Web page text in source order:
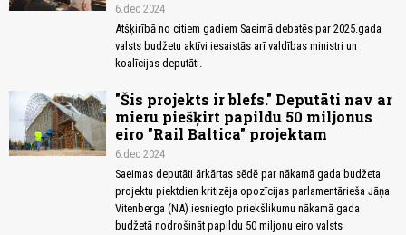
6.dec 2024
Atšķirībā no citiem gadiem Saeimā debatēs par 2025.gada
valsts budžetu aktīvi iesaistās arī valdības ministri un
koalīcijas deputāti.
"Šis projekts ir blefs." Deputāti nav ar
mieru piešķirt papildu 50 miljonus
eiro "Rail Baltica" projektam
6.dec 2024
Saeimas deputāti ārkārtas sēdē par nākamā gada budžeta
projektu piektdien kritizēja opozīcijas parlamentārieša Jāņa
Vitenberga (NA) iesniegto priekšlikumu nākamā gada
budžetā nodrošināt papildu 50 miljonu eiro valsts